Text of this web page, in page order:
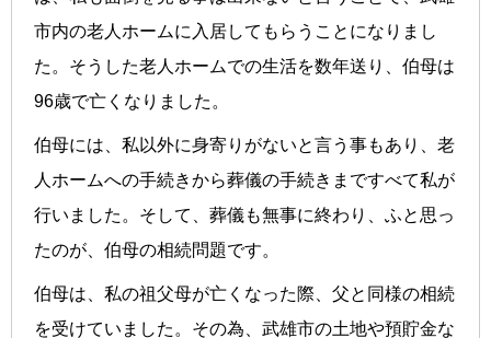
市内の老人ホームに入居してもらうことになりまし
た。そうした老人ホームでの生活を数年送り、伯母は
96歳で亡くなりました。
伯母には、私以外に身寄りがないと言う事もあり、老
人ホームへの手続きから葬儀の手続きまですべて私が
行いました。そして、葬儀も無事に終わり、ふと思っ
たのが、伯母の相続問題です。
伯母は、私の祖父母が亡くなった際、父と同様の相続
を受けていました。その為、武雄市の土地や預貯金な